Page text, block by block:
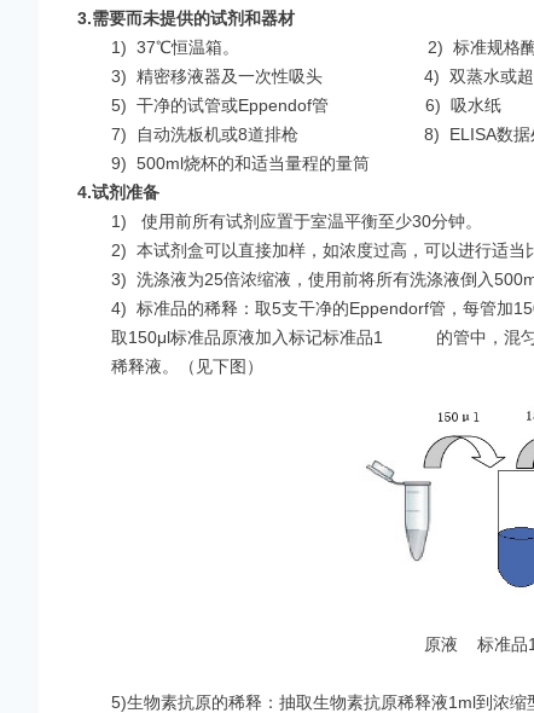
3.需要而未提供的试剂和器材
1) 37℃恒温箱。 2) 标准规格
3) 精密移液器及一次性吸头 4) 双蒸水或
5) 干净的试管或Eppendof管 6) 吸水纸
7)
自动洗板机或8道排枪 8)
ELISA数
9) 500ml烧杯的和适当量程的量筒
4.试剂准备
1)
使用前所有试剂应置于室温平衡至少30分钟。
2) 本试剂盒可以直接加样，如浓度过高，可以进行适当
3) 洗涤液为25倍浓缩液，使用前将所有洗涤液倒入
4) 标准品的稀释：取5支干净的Eppendorf管，每管加
取150μl标准品原液加入标记标准品1 的管中，混匀
稀释液。（见下图）
原液 标准品1
5)生物素抗原的稀释：抽取生物素抗原稀释液1ml到浓